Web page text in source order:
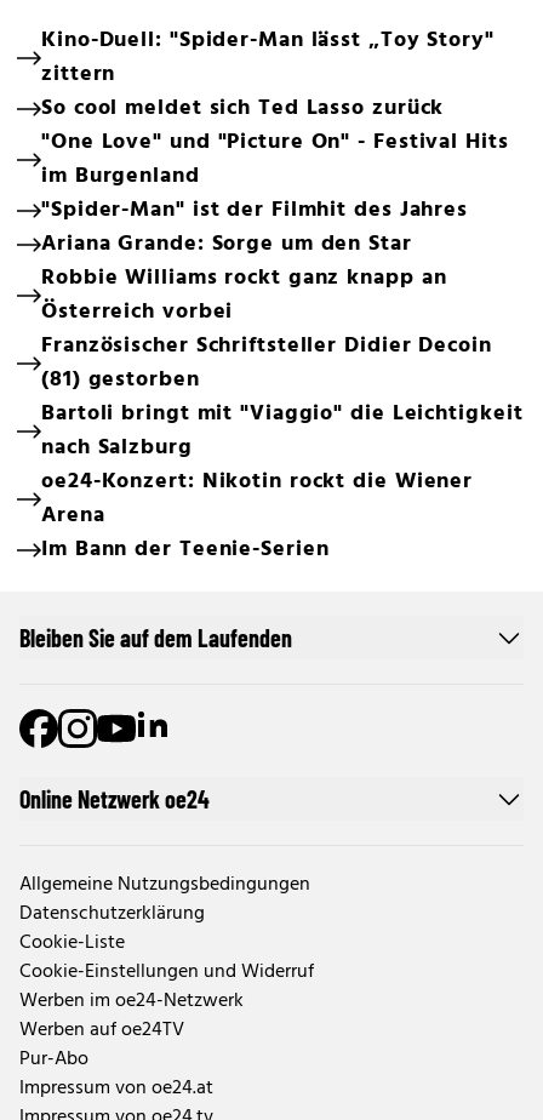
Kino-Duell: "Spider-Man lässt „Toy Story"
zittern
So cool meldet sich Ted Lasso zurück
"One Love" und "Picture On" - Festival Hits
im Burgenland
"Spider-Man" ist der Filmhit des Jahres
Ariana Grande: Sorge um den Star
Robbie Williams rockt ganz knapp an
Österreich vorbei
Französischer Schriftsteller Didier Decoin
(81) gestorben
Bartoli bringt mit "Viaggio" die Leichtigkeit
nach Salzburg
oe24-Konzert: Nikotin rockt die Wiener
Arena
Im Bann der Teenie-Serien
Online Netzwerk oe24
Allgemeine Nutzungsbedingungen
Datenschutzerklärung
Cookie-Liste
Cookie-Einstellungen und Widerruf
Werben im oe24-Netzwerk
Werben auf oe24TV
Pur-Abo
Impressum von oe24.at
Bleiben Sie auf dem Laufenden